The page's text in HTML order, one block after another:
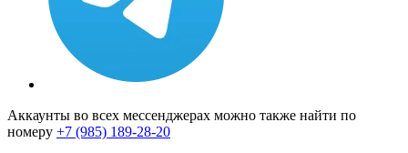
Аккаунты во всех мессенджерах можно также найти по
номеру +7 (985) 189-28-20